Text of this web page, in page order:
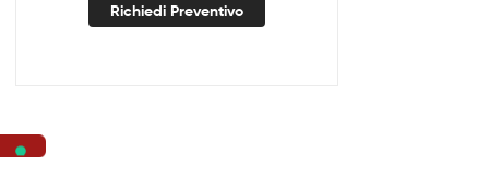
Richiedi Preventivo